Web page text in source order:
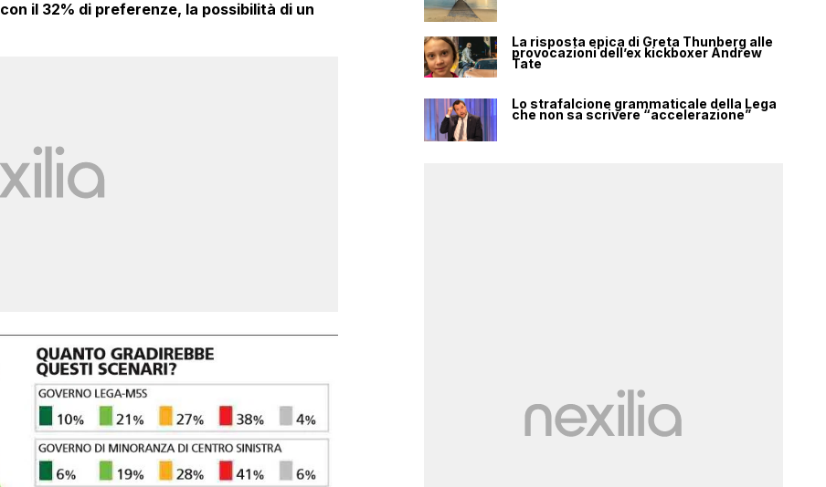
con il 32% di preferenze, la possibilità di un
La risposta epica di Greta Thunberg alle
provocazioni dell’ex kickboxer Andrew
Tate
Lo strafalcione grammaticale della Lega
che non sa scrivere “accelerazione”